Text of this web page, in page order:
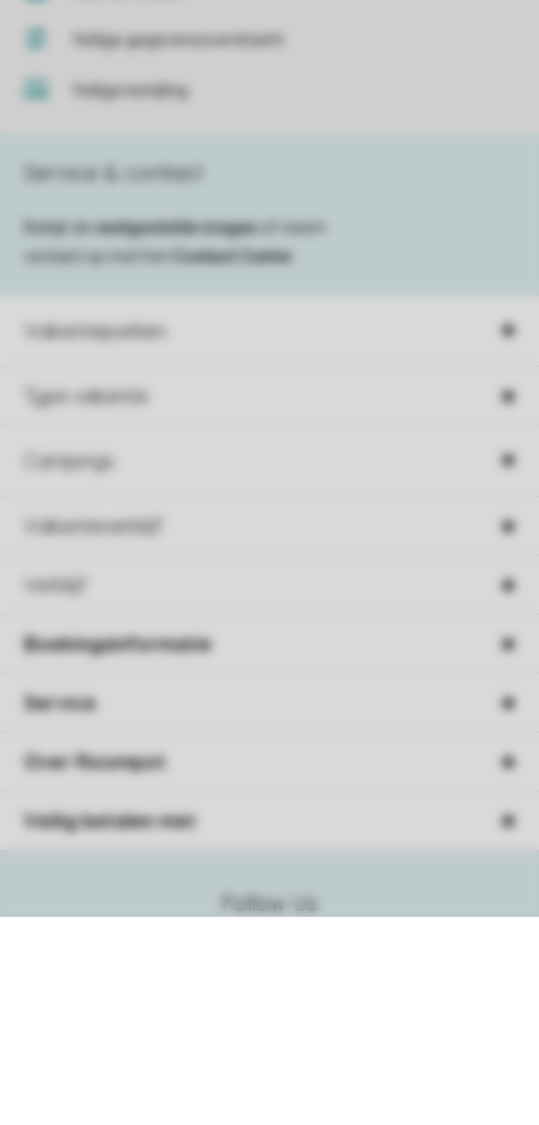
Veilige gegevensoverdracht
Veilige betaling
Vakantieparken
Type vakantie
Campings
Vakantieverblijf
Verblijf
Service & contact
Bekijk deveelgestelde vragenof neem
contact op met het
Contact Center
Follow Us
Boekingsinformatie
Service
Over Roompot
Veilig betalen met